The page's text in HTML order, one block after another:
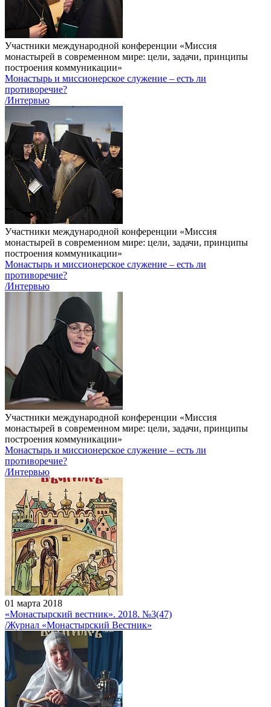
Участники международной конференции «Миссия
монастырей в современном мире: цели, задачи, принципы
построения коммуникации»
Монастырь и миссионерское служение – есть ли
противоречие?
/Интервью
Участники международной конференции «Миссия
монастырей в современном мире: цели, задачи, принципы
построения коммуникации»
Монастырь и миссионерское служение – есть ли
противоречие?
/Интервью
Участники международной конференции «Миссия
монастырей в современном мире: цели, задачи, принципы
построения коммуникации»
Монастырь и миссионерское служение – есть ли
противоречие?
/Интервью
01 марта 2018
«Монастырский вестник». 2018. №3(47)
/Журнал «Монастырский Вестник»